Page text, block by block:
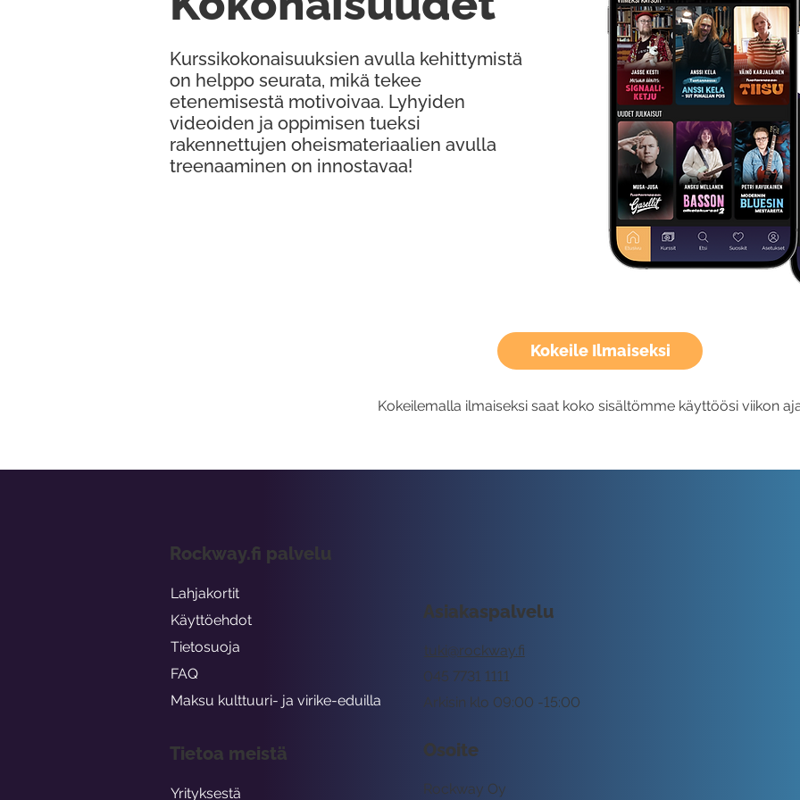
Kokeile Ilmaiseksi
Kokeilemalla ilmaiseksi saat koko sisältömme käyttöösi viikon
Kurssikokonaisuuksien avulla kehittymistä
on helppo seurata, mikä tekee
etenemisestä motivoivaa. Lyhyiden
videoiden ja oppimisen tueksi
rakennettujen oheismateriaalien avulla
treenaaminen on innostavaa!
Asiakaspalvelu
tuki@rockway.fi
Arkisin klo 09:00 -15:00
045 7731 1111
Osoite
Rockway Oy
Rockway.fi palvelu
Lahjakortit
Käyttöehdot
Tietosuoja
FAQ
Maksu kulttuuri- ja virike-eduilla
Tietoa meistä
Yrityksestä